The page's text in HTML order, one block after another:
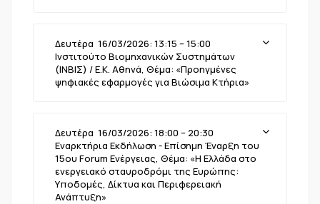
Δευτέρα 16/03/2026: 13:15 – 15:00
Ινστιτούτο Βιομηχανικών Συστημάτων
(ΙΝΒΙΣ) / Ε.Κ. Αθηνά, Θέμα: «Προηγμένες
ψηφιακές εφαρμογές για Βιώσιμα Κτήρια»
Δευτέρα 16/03/2026: 18:00 – 20:30
Εναρκτήρια Εκδήλωση - Επίσημη Έναρξη του
15ου Forum Ενέργειας, Θέμα: «H Ελλάδα στο
ενεργειακό σταυροδρόμι της Ευρώπης:
Υποδομές, Δίκτυα και Περιφερειακή
Ανάπτυξη»